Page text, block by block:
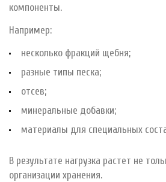
компоненты.
Например:
несколько фракций щебня;
разные типы песка;
отсев;
минеральные добавки;
материалы для специальных
В результате нагрузка растет не
организации хранения.